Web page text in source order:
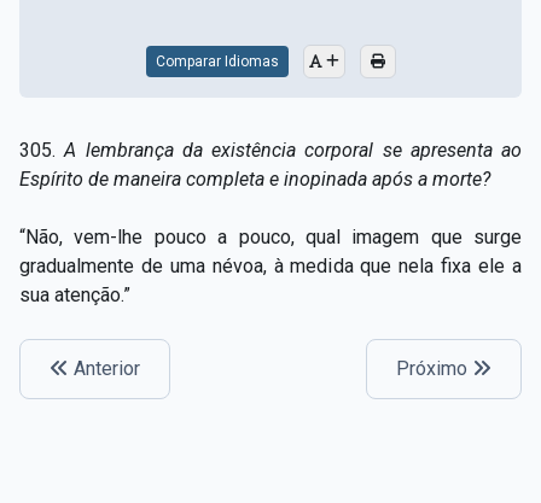
Comparar Idiomas
305.A lembrança da existência corporal se apresenta ao
Espírito de maneira completa e inopinada após a morte?
“Não, vem-lhe pouco a pouco, qual imagem que surge
gradualmente de uma névoa, à medida que nela fixa ele a
sua atenção.”
Anterior Próximo